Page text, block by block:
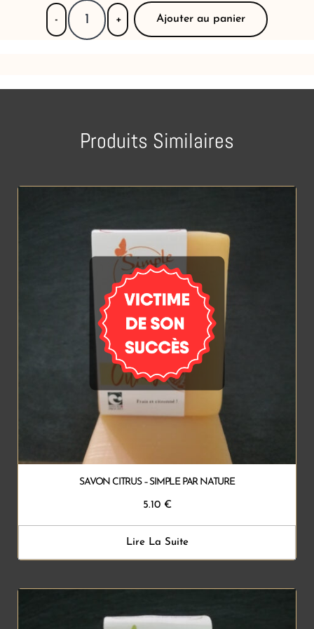
- + Ajouter au panier
Produits Similaires
SAVON CITRUS – SIMPLE PAR NATURE
5.10 €
Lire La Suite